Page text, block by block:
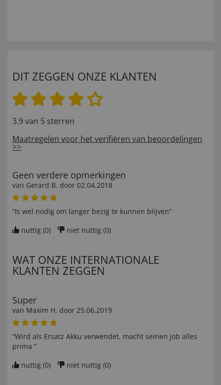
DIT ZEGGEN ONZE KLANTEN
3.9 van 5 sterren
Maatregelen voor het verifiëren van beoordelingen
>>
Geen verdere opmerkingen
van Gerard B. door 02.04.2018
“Is wel nodig om langer bezig te kunnen blijven”
nuttig (0) niet nuttig (0)
WAT ONZE INTERNATIONALE
KLANTEN ZEGGEN
Super
van Maxim H. door 25.06.2019
“Wird als Ersatz Akku verwendet, macht seinen Job alles
prima ”
nuttig (0) niet nuttig (0)